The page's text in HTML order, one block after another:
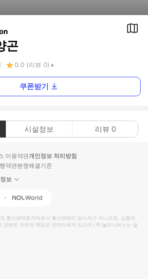
곤
0.0 (리뷰 0)
쿠폰받기
시설정보 리뷰 0
이용약관개인정보 처리방침
약관분쟁해결기준
보
Interpark Global
통신판매중개자로서 통신판매의 당사자가 아니므로, 상품의
관련된 의무와 책임은 판매자에게 있으며 (주)놀유니버스는 일